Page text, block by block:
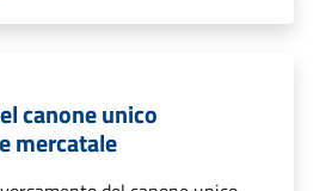
canone unico
mercatale